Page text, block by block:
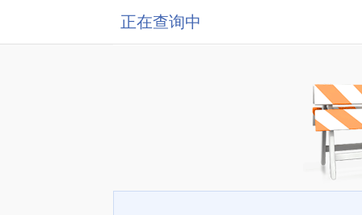
正在查询中